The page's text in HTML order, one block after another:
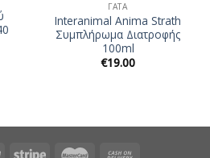
ΓΆΤΑ
Interanimal Anima Strath
Συμπλήρωμα Διατροφής
100ml
€19.00